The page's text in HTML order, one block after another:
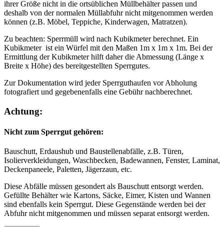
ihrer Größe nicht in die ortsüblichen Müllbehälter passen und
deshalb von der normalen Müllabfuhr nicht mitgenommen werden
können (z.B. Möbel, Teppiche, Kinderwagen, Matratzen).
Zu beachten: Sperrmüll wird nach Kubikmeter berechnet. Ein
Kubikmeter ist ein Würfel mit den Maßen 1m x 1m x 1m. Bei der
Ermittlung der Kubikmeter hilft daher die Abmessung (Länge x
Breite x Höhe) des bereitgestellten Sperrgutes.
Zur Dokumentation wird jeder Sperrguthaufen vor Abholung
fotografiert und gegebenenfalls eine Gebühr nachberechnet.
Achtung:
Nicht zum Sperrgut gehören:
Bauschutt, Erdaushub und Baustellenabfälle, z.B. Türen,
Isolierverkleidungen, Waschbecken, Badewannen, Fenster, Laminat,
Deckenpaneele, Paletten, Jägerzaun, etc.
Diese Abfälle müssen gesondert als Bauschutt entsorgt werden.
Gefüllte Behälter wie Kartons, Säcke, Eimer, Kisten und Wannen
sind ebenfalls kein Sperrgut. Diese Gegenstände werden bei der
Abfuhr nicht mitgenommen und müssen separat entsorgt werden.